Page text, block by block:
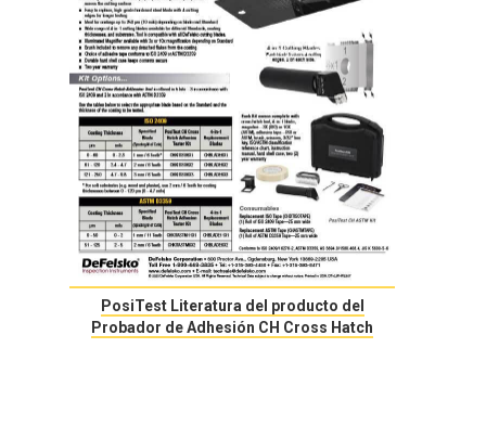
PosiTest Literatura del producto del
Probador de Adhesión CH Cross Hatch